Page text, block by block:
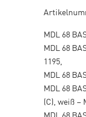
MDL 68
MDL 68
1195,
MDL 68
MDL 68
(C), weiß –